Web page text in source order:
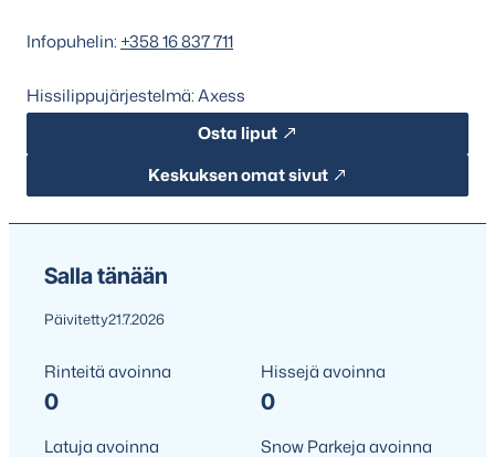
Infopuhelin: +358 16 837 711
Hissilippujärjestelmä: Axess
Osta liput
Keskuksen omat sivut
Salla tänään
Päivitetty21.7.2026
Rinteitä avoinna
0
Hissejä avoinna
0
Latuja avoinna Snow Parkeja avoinna